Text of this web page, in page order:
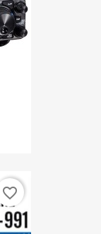
favorite_border